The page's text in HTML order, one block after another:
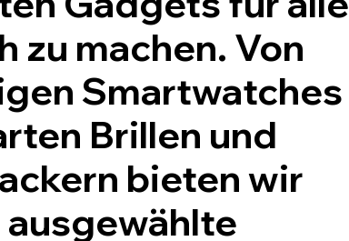
zu machen. Von
Smartwatches
Brillen und
bieten wir